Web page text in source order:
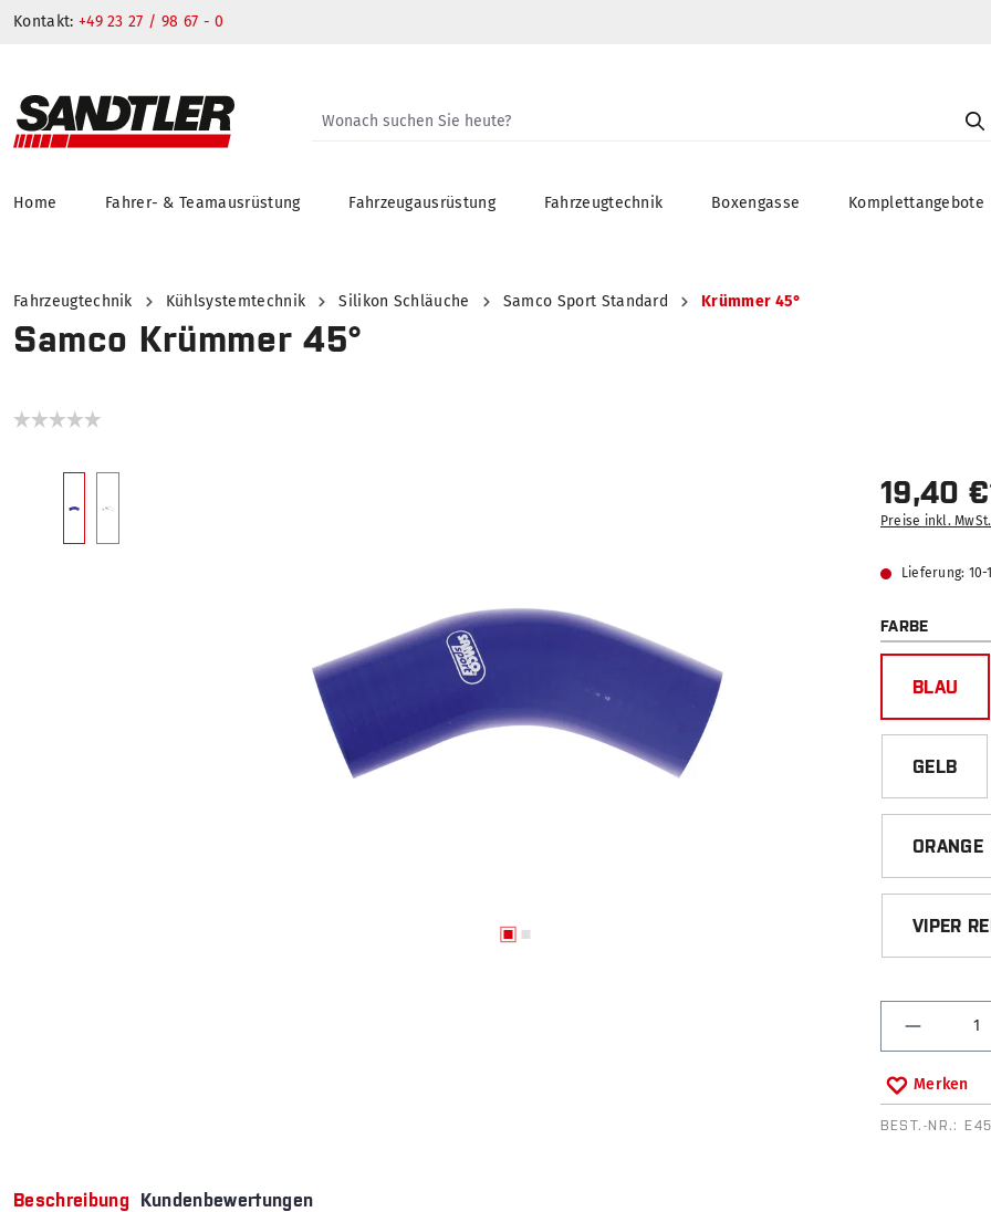
Kontakt: +49 23 27 / 98 67 - 0
Home Fahrer- & Teamausrüstung Fahrzeugausrüstung Fahrzeugtechnik Boxengasse Komplettangebote
Fahrzeugtechnik Kühlsystemtechnik Silikon Schläuche Samco Sport Standard Krümmer 45°
Samco Krümmer 45°
19,40
Preise inkl.
Lieferung: 10-
FARBE
BLAU
GELB
ORANGE
VIPER
Merken
BEST.-NR.:
Beschreibung Kundenbewertungen